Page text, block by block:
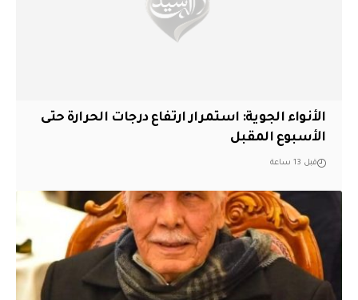
الأنواء الجوية: استمرار ارتفاع درجات الحرارة حتى
الأسبوع المقبل
قبل 13 ساعة